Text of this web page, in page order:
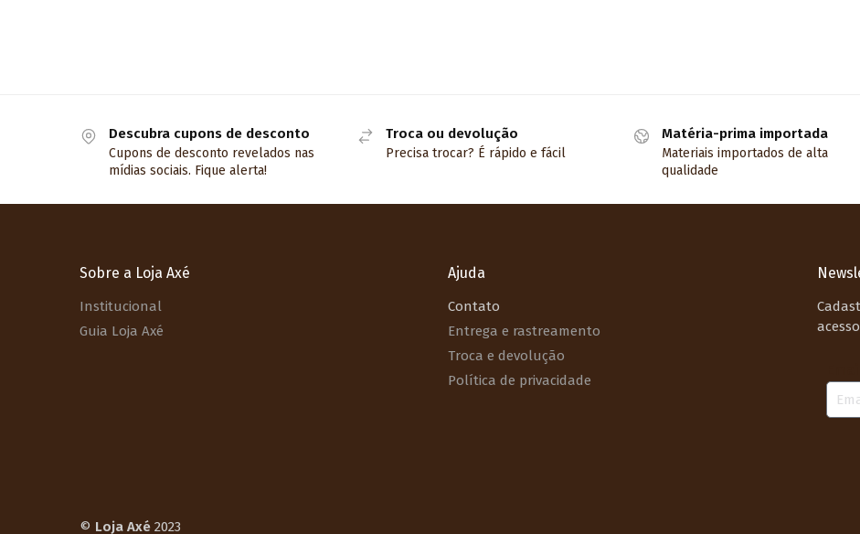
Descubra cupons de desconto
Cupons de desconto revelados nas
mídias sociais. Fique alerta!
Troca ou devolução
Precisa trocar? É rápido e fácil
Matéria-prima importada
Materiais importados de alta
qualidade
Sobre a Loja Axé
Institucional
Guia Loja Axé
Ajuda
Contato
Entrega e rastreamento
Troca e devolução
Política de privacidade
© Loja Axé 2023